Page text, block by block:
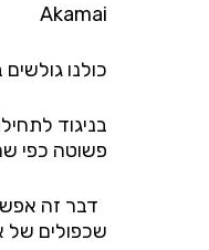
Akamai
כולנו
בניגוד
פשוטה כפי
דבר זה
שכפולים